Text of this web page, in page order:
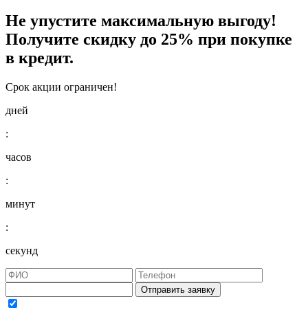
Не упустите максимальную выгоду!
Получите скидку до 25% при покупке
в кредит.
Срок акции ограничен!
дней
:
часов
:
минут
:
секунд
Отправить заявку